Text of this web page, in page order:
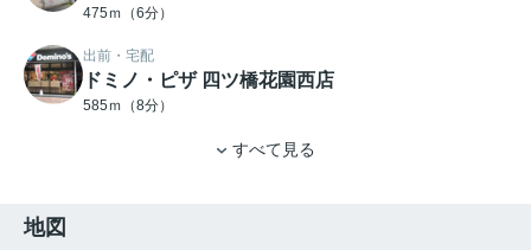
475ｍ（6分）
出前・宅配
ドミノ・ピザ 四ツ橋花園西店
585ｍ（8分）
すべて見る
地図